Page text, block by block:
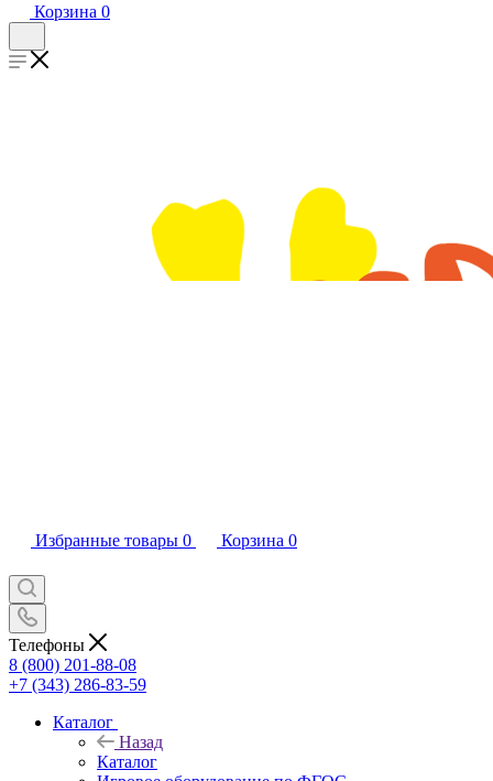
Корзина 0
Избранные товары 0 Корзина 0
Телефоны
8 (800) 201-88-08
+7 (343) 286-83-59
Каталог
Назад
Каталог